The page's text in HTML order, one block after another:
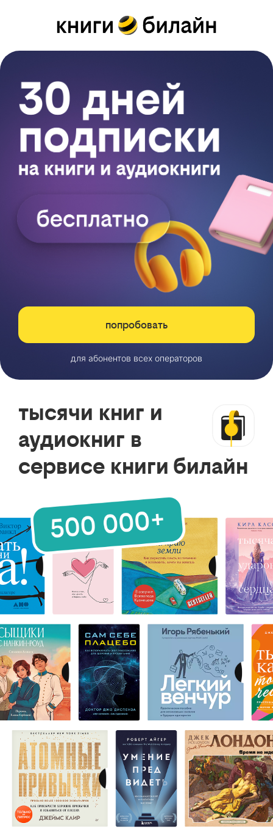
попробовать
для абонентов всех операторов
тысячи книг и
аудиокниг в
сервисе книги билайн